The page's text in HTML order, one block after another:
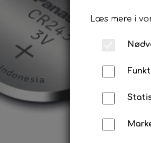
Læs mere i